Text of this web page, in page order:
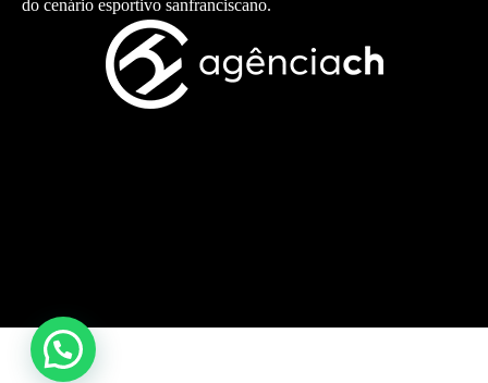
do cenário esportivo sanfranciscano.